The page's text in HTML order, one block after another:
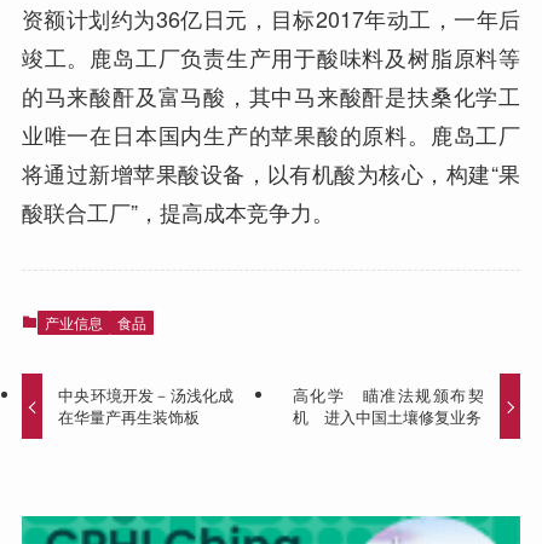
资额计划约为36亿日元，目标2017年动工，一年后
竣工。鹿岛工厂负责生产用于酸味料及树脂原料等
的马来酸酐及富马酸，其中马来酸酐是扶桑化学工
业唯一在日本国内生产的苹果酸的原料。鹿岛工厂
将通过新增苹果酸设备，以有机酸为核心，构建“果
酸联合工厂”，提高成本竞争力。
产业信息 食品
中央环境开发－汤浅化成
在华量产再生装饰板
高化学 瞄准法规颁布契
机 进入中国土壤修复业务